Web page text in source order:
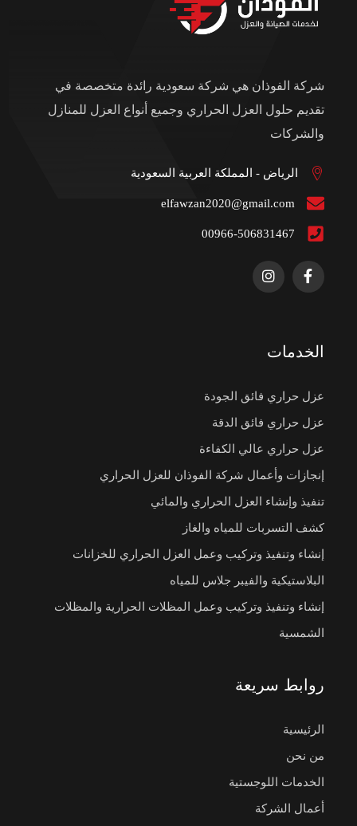
شركة الفوذان هي شركة سعودية رائدة متخصصة في
تقديم حلول العزل الحراري وجميع أنواع العزل للمنازل
والشركات
الرياض - المملكة العربية السعودية
elfawzan2020@gmail.com
00966-506831467
الخدمات
عزل حراري فائق الجودة
عزل حراري فائق الدقة
عزل حراري عالي الكفاءة
إنجازات وأعمال شركة الفوذان للعزل الحراري
تنفيذ وإنشاء العزل الحراري والمائي
كشف التسربات للمياه والغاز
إنشاء وتنفيذ وتركيب وعمل العزل الحراري للخزانات
البلاستيكية والفيبر جلاس للمياه
إنشاء وتنفيذ وتركيب وعمل المظلات الحرارية والمظلات
الشمسية
روابط سريعة
الرئيسية
من نحن
الخدمات اللوجستية
أعمال الشركة